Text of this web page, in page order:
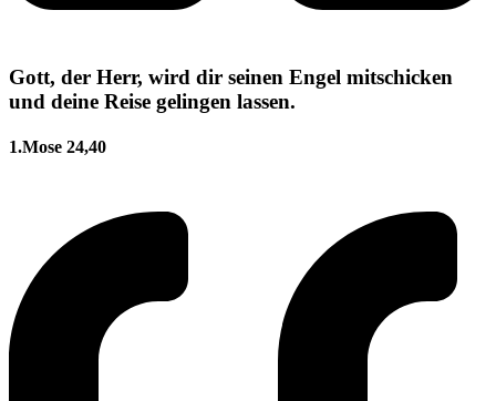
Gott, der Herr, wird dir seinen Engel mitschicken
und deine Reise gelingen lassen.
1.Mose 24,40